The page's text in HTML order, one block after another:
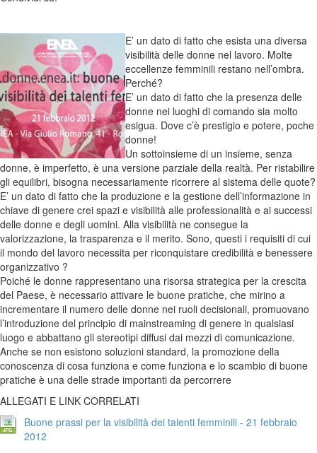
E’ un dato di fatto che esista una diversa
visibilità delle donne nel lavoro. Molte
eccellenze femminili restano nell’ombra.
Perché?
E’ un dato di fatto che la presenza delle
donne nei luoghi di comando sia molto
esigua. Dove c’è prestigio e potere, poche
donne!
Un sottoinsieme di un insieme, senza
donne, è imperfetto, è una versione parziale della realtà. Per ristabilire
gli equilibri, bisogna necessariamente ricorrere al sistema delle quote?
E’ un dato di fatto che la produzione e la gestione dell’informazione in
chiave di genere crei spazi e visibilità alle professionalità e ai successi
delle donne e degli uomini. Alla visibilità ne consegue la
valorizzazione, la trasparenza e il merito. Sono, questi i requisiti di cui
il mondo del lavoro necessita per riconquistare credibilità e benessere
organizzativo ?
Poiché le donne rappresentano una risorsa strategica per la crescita
del Paese, è necessario attivare le buone pratiche, che mirino a
incrementare il numero delle donne nei ruoli decisionali, promuovano
l’introduzione del principio di mainstreaming di genere in qualsiasi
luogo e abbattano gli stereotipi diffusi dai mezzi di comunicazione.
Anche se non esistono soluzioni standard, la promozione della
conoscenza di cosa funziona e come funziona e lo scambio di buone
pratiche è una delle strade importanti da percorrere
ALLEGATI E LINK CORRELATI
Buone prassi per la visibilità dei talenti femminili - 21 febbraio
2012